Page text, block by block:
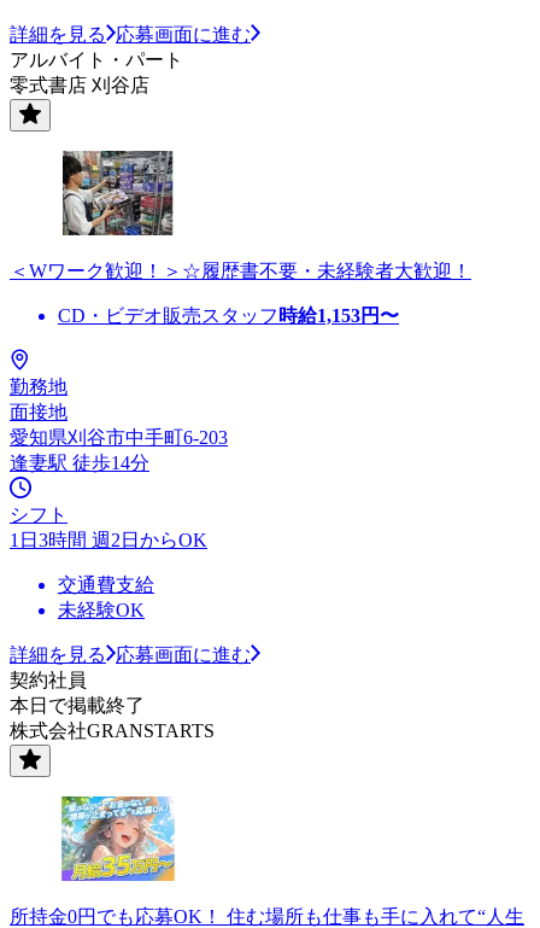
詳細を見る
応募画面に進む
アルバイト・パート
零式書店 刈谷店
＜Wワーク歓迎！＞☆履歴書不要・未経験者大歓迎！
CD・ビデオ販売スタッフ 時給1,153円〜
勤務地
面接地
愛知県刈谷市中手町6-203
逢妻駅 徒歩14分
シフト
1日3時間 週2日からOK
交通費支給
未経験OK
詳細を見る
応募画面に進む
契約社員
本日で掲載終了
株式会社GRANSTARTS
所持金0円でも応募OK！ 住む場所も仕事も手に入れて“人生